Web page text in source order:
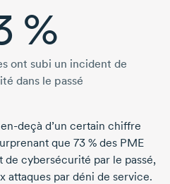
%
ont subi un incident de
dans le passé
en-deçà d’un certain chiffre
que 73 % des PME
cybersécurité par le passé,
attaques par déni de service.